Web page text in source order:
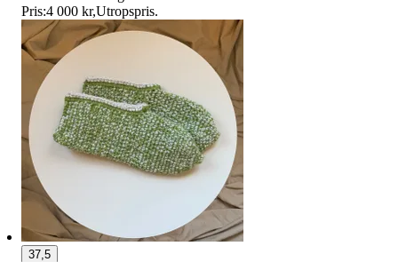
Pris:4 000 kr,Utropspris.
37,5